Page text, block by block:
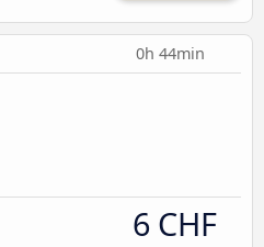
0h 44min
6 CHF